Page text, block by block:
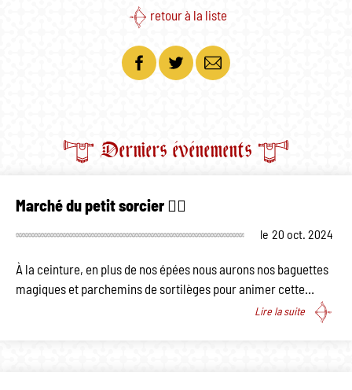
retour à la liste
Derniers événements
Marché du petit sorcier 🧙‍♂️
le 20 oct. 2024
À la ceinture, en plus de nos épées nous aurons nos baguettes
magiques et parchemins de sortilèges pour animer cette…
Lire la suite